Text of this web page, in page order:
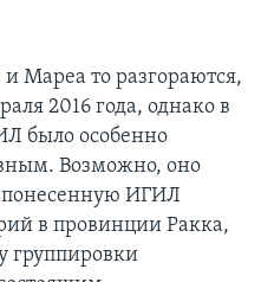
и Мареа то разгораются,
2016 года, однако в
было особенно
Возможно, оно
понесенную ИГИЛ
в провинции Ракка,
группировки